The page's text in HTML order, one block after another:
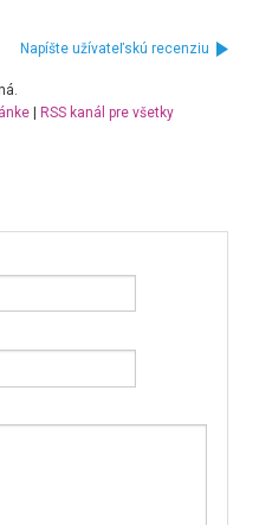
Napíšte užívateľskú recenziu
| RSS kanál pre všetky